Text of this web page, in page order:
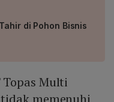
di Pohon Bisnis
Topas Multi
memenuhi